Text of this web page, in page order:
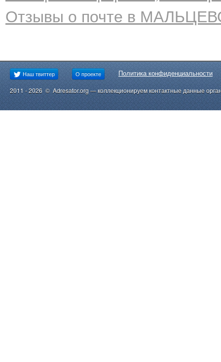
Отзывы о почте в
Наш твиттер О проекте Политика конфиденциальности
2011 - 2026 © Adresator.org — коллекционируем контактные данные